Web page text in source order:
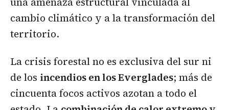
cambio climático y a la transformación del
territorio.
La crisis forestal no es exclusiva del sur ni
de los incendios en los Everglades; más de
cincuenta focos activos azotan a todo el